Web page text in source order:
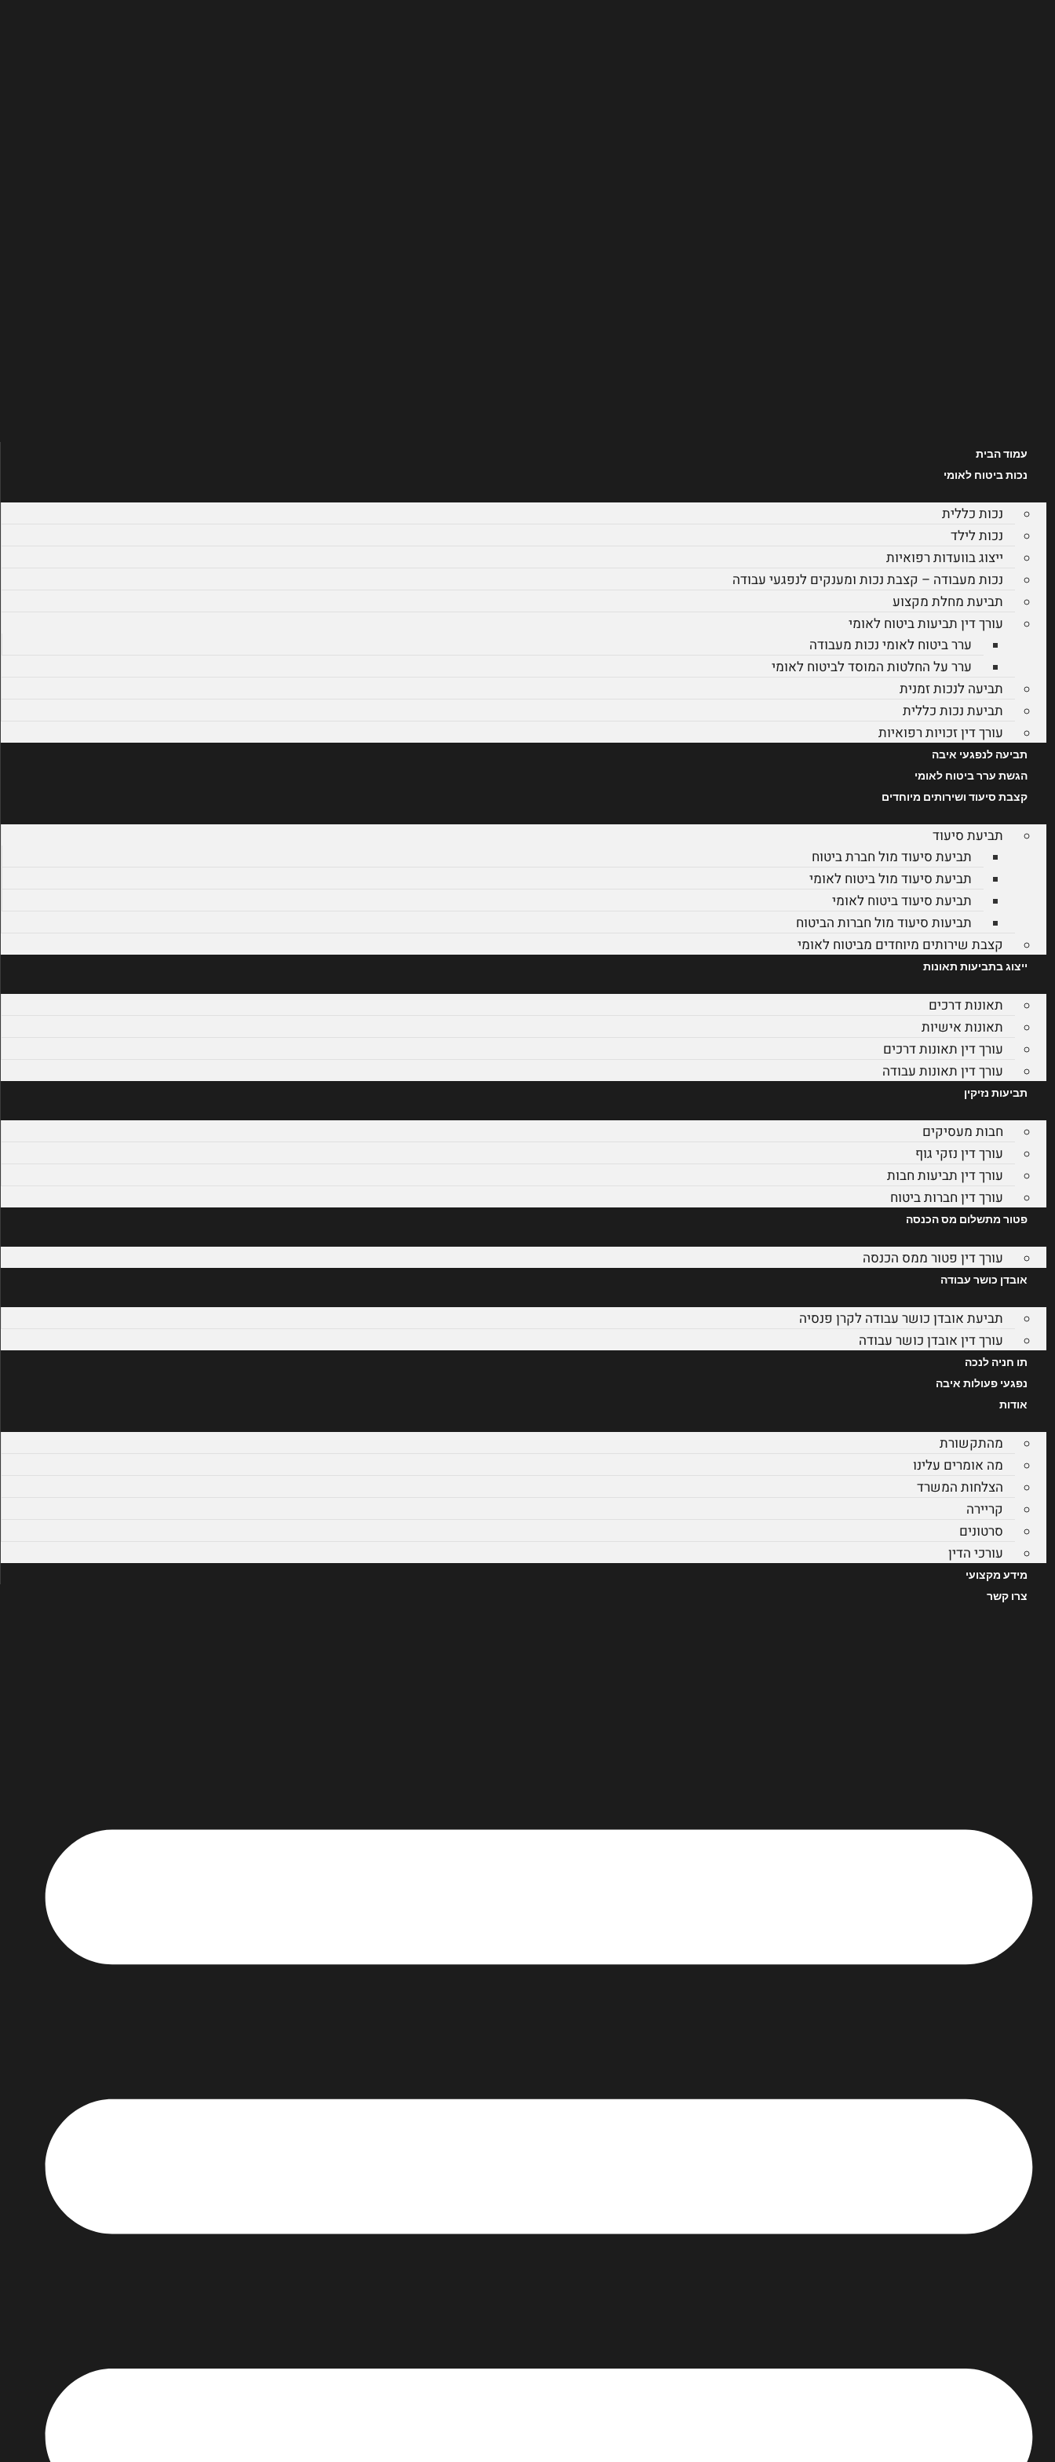
עמוד הבית
נכות ביטוח לאומי
נכות כללית
נכות לילד
ייצוג בוועדות רפואיות
נכות מעבודה – קצבת נכות ומענקים לנפגעי עבודה
תביעת מחלת מקצוע
עורך דין תביעות ביטוח לאומי
ערר ביטוח לאומי נכות מעבודה
ערר על החלטות המוסד לביטוח לאומי
תביעה לנכות זמנית
תביעת נכות כללית
עורך דין זכויות רפואיות
תביעה לנפגעי איבה
הגשת ערר ביטוח לאומי
קצבת סיעוד ושירותים מיוחדים
תביעת סיעוד
תביעת סיעוד מול חברת ביטוח
תביעת סיעוד מול ביטוח לאומי
תביעת סיעוד ביטוח לאומי
תביעות סיעוד מול חברות הביטוח
קצבת שירותים מיוחדים מביטוח לאומי
ייצוג בתביעות תאונות
תאונות דרכים
תאונות אישיות
עורך דין תאונות דרכים
עורך דין תאונות עבודה
תביעות נזיקין
חבות מעסיקים
עורך דין נזקי גוף
עורך דין תביעות חבות
עורך דין חברות ביטוח
פטור מתשלום מס הכנסה
עורך דין פטור ממס הכנסה
אובדן כושר עבודה
תביעת אובדן כושר עבודה לקרן פנסיה
עורך דין אובדן כושר עבודה
תו חניה לנכה
נפגעי פעולות איבה
אודות
מהתקשורת
מה אומרים עלינו
הצלחות המשרד
קריירה
סרטונים
עורכי הדין
מידע מקצועי
צרו קשר